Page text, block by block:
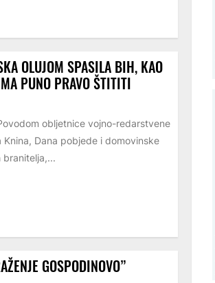
OLUJOM SPASILA BIH, KAO
PUNO PRAVO ŠTITITI
obljetnice vojno-redarstvene
Dana pobjede i domovinske
branitelja,...
GOSPODINOVO”